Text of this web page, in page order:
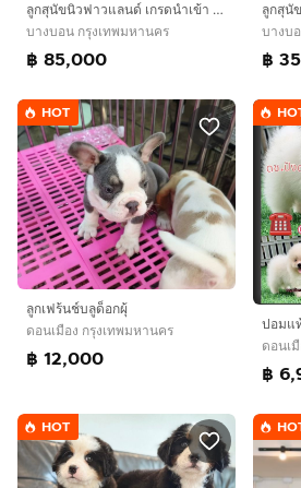
ลูกสุนัขนิวฟาวแลนด์ เกรดนำเข้า พร้อมใบ
บางบอน กรุงเทพมหานคร
฿ 85,000
บางบ
฿
HOT
ลูกเฟร้นช์บลูด็อกผุ้
ดอนเมือง กรุงเทพมหานคร
฿ 12,000
ปอมแ
ดอนเ
฿
HOT